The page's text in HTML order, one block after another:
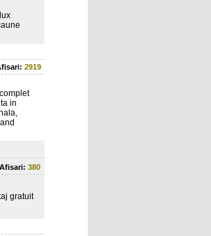
2919
in
Afisari: 380
gratuit